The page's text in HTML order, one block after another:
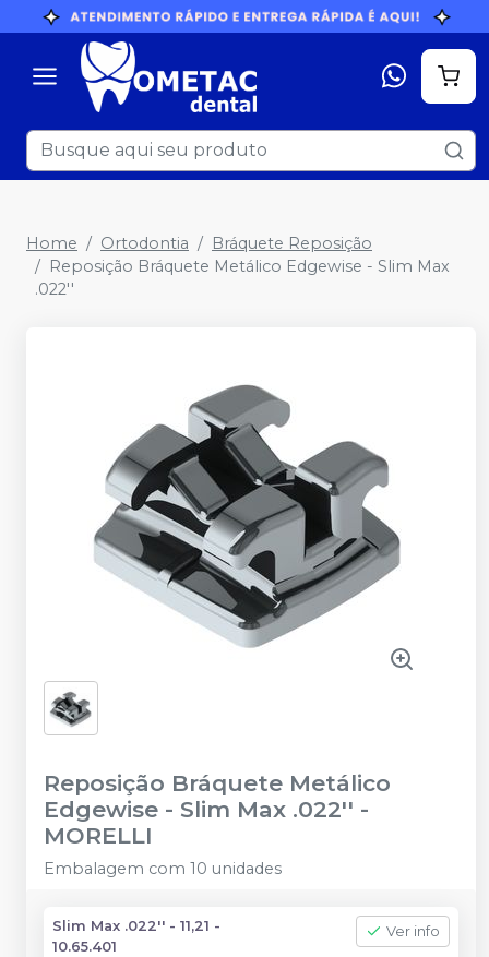
Home Ortodontia
Bráquete Reposição
Reposição Bráquete Metálico Edgewise - Slim Max
.022''
Reposição Bráquete Metálico
Edgewise - Slim Max .022'' -
MORELLI
Embalagem com 10 unidades
Slim Max .022'' - 11,21 -
10.65.401
Ver info